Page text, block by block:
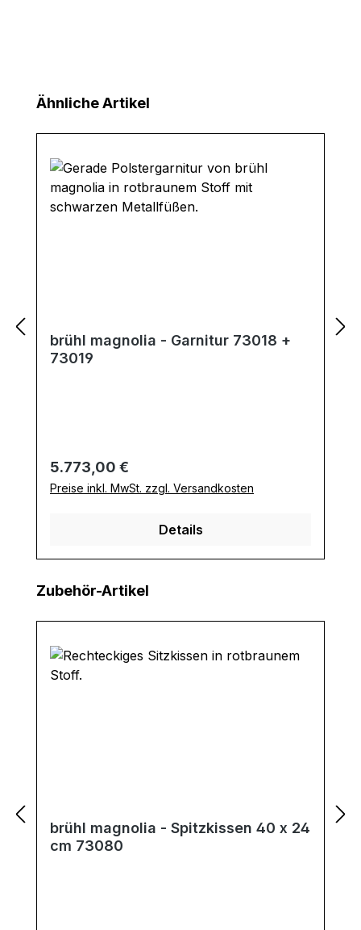
Produktgalerie überspringen
Ähnliche Artikel
brühl magnolia - Garnitur 73018 +
73019
Regulärer Preis:
5.773,00 €
Preise inkl. MwSt. zzgl. Versandkosten
Details
Produktgalerie überspringen
Zubehör-Artikel
brühl magnolia - Spitzkissen 40 x 24
cm 73080